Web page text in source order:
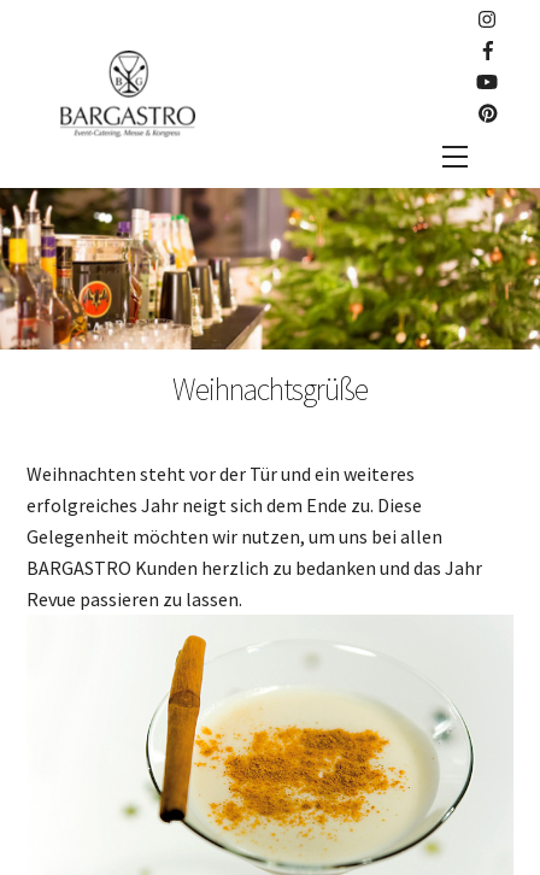
Menu
Weihnachtsgrüße
Weihnachten steht vor der Tür und ein weiteres
erfolgreiches Jahr neigt sich dem Ende zu. Diese
Gelegenheit möchten wir nutzen, um uns bei allen
BARGASTRO Kunden herzlich zu bedanken und das Jahr
Revue passieren zu lassen.